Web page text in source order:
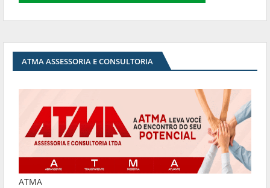
ATMA ASSESSORIA E CONSULTORIA
ATMA